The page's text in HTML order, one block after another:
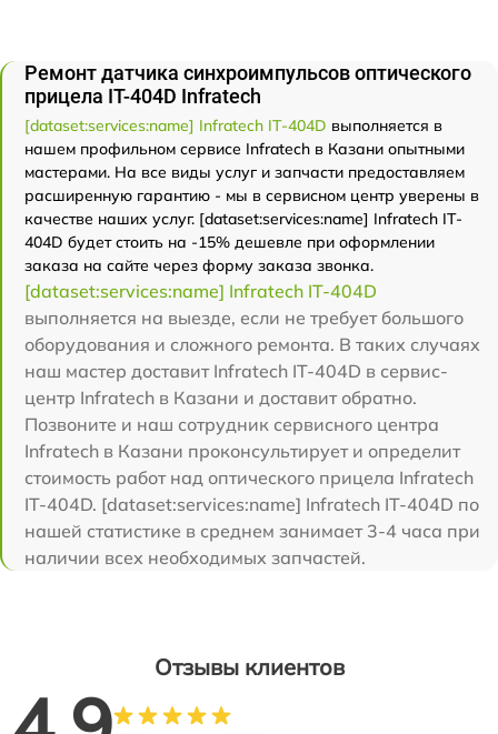
Ремонт датчика синхроимпульсов оптического
прицела IT-404D Infratech
[dataset:services:name] Infratech IT-404D выполняется в
нашем профильном сервисе Infratech в Казани опытными
мастерами. На все виды услуг и запчасти предоставляем
расширенную гарантию - мы в сервисном центр уверены в
качестве наших услуг. [dataset:services:name] Infratech IT-
404D будет стоить на -15% дешевле при оформлении
заказа на сайте через форму заказа звонка.
[dataset:services:name] Infratech IT-404D
выполняется на выезде, если не требует большого
оборудования и сложного ремонта. В таких случаях
наш мастер доставит Infratech IT-404D в сервис-
центр Infratech в Казани и доставит обратно.
Позвоните и наш сотрудник сервисного центра
Infratech в Казани проконсультирует и определит
стоимость работ над оптического прицела Infratech
IT-404D. [dataset:services:name] Infratech IT-404D по
нашей статистике в среднем занимает 3-4 часа при
наличии всех необходимых запчастей.
Отзывы клиентов